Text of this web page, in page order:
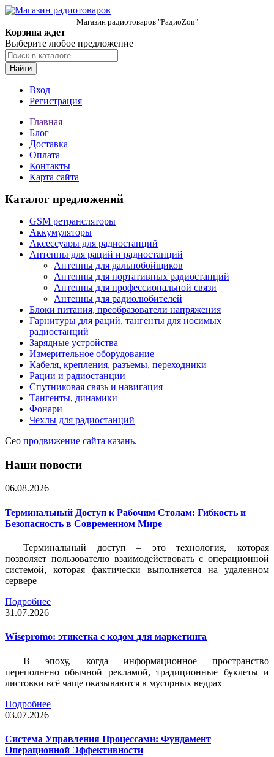
Магазин радиотоваров "РадиоZon"
Корзина ждет
Выберите любое предложение
Найти
Вход
Регистрация
Главная
Блог
Доставка
Оплата
Контакты
Карта сайта
Каталог предложений
GSM ретрансляторы
Аккумуляторы
Аксессуары для радиостанций
Антенны для раций и радиостанций
Антенны для дальнобойщиков
Антенны для портативных радиостанций
Антенны для профессиональной связи
Антенны для радиолюбителей
Блоки питания, преобразователи напряжения
Гарнитуры для раций, тангенты для носимых
радиостанций
Зарядные устройства
Измерительное оборудование
Кабеля, крепления, разъемы, переходники
Рации и радиостанции
Спутниковая связь и навигация
Тангенты, динамики
Фонари
Чехлы для радиостанций
Сео продвижение сайта казань.
Наши новости
06.08.2026
Терминальный Доступ к Рабочим Столам: Гибкость и
Безопасность в Современном Мире
Терминальный доступ – это технология, которая
позволяет пользователю взаимодействовать с операционной
системой, которая фактически выполняется на удаленном
сервере
Подробнее
31.07.2026
Wisepromo: этикетка c кодом для маркетинга
В эпоху, когда информационное пространство
переполнено обычной рекламой, традиционные буклеты и
листовки всё чаще оказываются в мусорных ведрах
Подробнее
03.07.2026
Система Управления Процессами: Фундамент
Операционной Эффективности